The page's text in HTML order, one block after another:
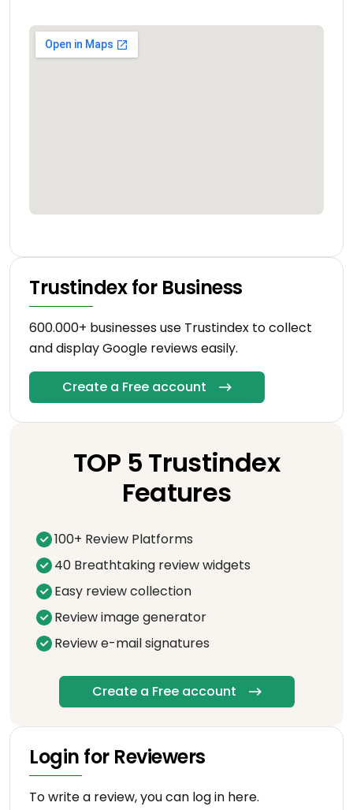
Trustindex for Business
600.000+ businesses use Trustindex to collect
and display Google reviews easily.
Create a Free account
TOP 5 Trustindex
Features
100+ Review Platforms
40 Breathtaking review widgets
Easy review collection
Review image generator
Review e-mail signatures
Create a Free account
Login for Reviewers
To write a review, you can log in here.